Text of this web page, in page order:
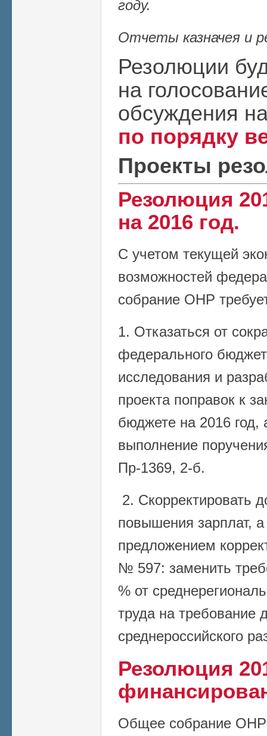
году.
Отчеты казначея и
Резолюции
на
обсуждения
по порядку
Проекты
Резолюция
на 2016 год.
С учетом текущей
возможностей
собрание ОНР
1. Отказаться от
федерального
исследования и
проекта поправок к
бюджете на 2016 год,
выполнение
Пр-1369, 2-б.
2. Скорректировать
повышения зарплат,
предложением
№ 597: заменить
% от
труда на требование
среднероссийского
Резолюция
Общее собрание ОНР